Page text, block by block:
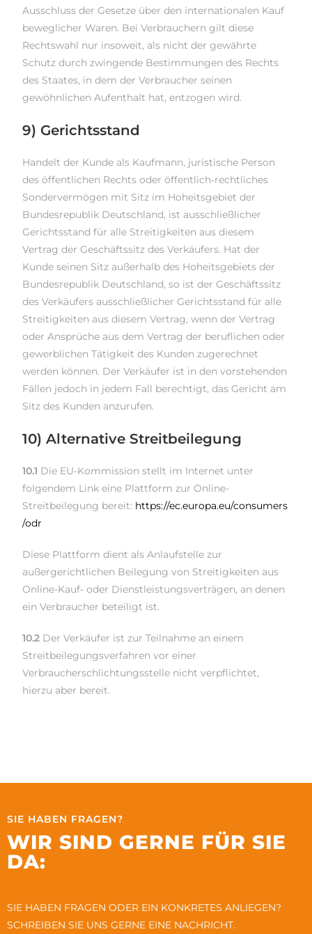
Ausschluss der Gesetze über den internationalen Kauf
beweglicher Waren. Bei Verbrauchern gilt diese
Rechtswahl nur insoweit, als nicht der gewährte
Schutz durch zwingende Bestimmungen des Rechts
des Staates, in dem der Verbraucher seinen
gewöhnlichen Aufenthalt hat, entzogen wird.
9) Gerichtsstand
Handelt der Kunde als Kaufmann, juristische Person
des öffentlichen Rechts oder öffentlich-rechtliches
Sondervermögen mit Sitz im Hoheitsgebiet der
Bundesrepublik Deutschland, ist ausschließlicher
Gerichtsstand für alle Streitigkeiten aus diesem
Vertrag der Geschäftssitz des Verkäufers. Hat der
Kunde seinen Sitz außerhalb des Hoheitsgebiets der
Bundesrepublik Deutschland, so ist der Geschäftssitz
des Verkäufers ausschließlicher Gerichtsstand für alle
Streitigkeiten aus diesem Vertrag, wenn der Vertrag
oder Ansprüche aus dem Vertrag der beruflichen oder
gewerblichen Tätigkeit des Kunden zugerechnet
werden können. Der Verkäufer ist in den vorstehenden
Fällen jedoch in jedem Fall berechtigt, das Gericht am
Sitz des Kunden anzurufen.
10) Alternative Streitbeilegung
10.1 Die EU-Kommission stellt im Internet unter
folgendem Link eine Plattform zur Online-
Streitbeilegung bereit: https://ec.europa.eu/consumers
/odr
Diese Plattform dient als Anlaufstelle zur
außergerichtlichen Beilegung von Streitigkeiten aus
Online-Kauf- oder Dienstleistungsverträgen, an denen
ein Verbraucher beteiligt ist.
10.2 Der Verkäufer ist zur Teilnahme an einem
Streitbeilegungsverfahren vor einer
Verbraucherschlichtungsstelle nicht verpflichtet,
hierzu aber bereit.
SIE HABEN FRAGEN?
WIR SIND GERNE FÜR SIE
DA:
SIE HABEN FRAGEN ODER EIN KONKRETES ANLIEGEN?
SCHREIBEN SIE UNS GERNE EINE NACHRICHT.